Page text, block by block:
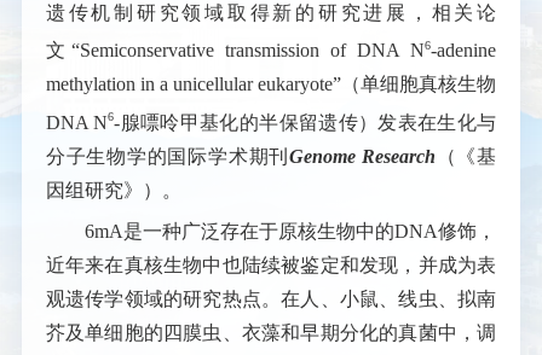
遗传机制研究领域取得新的研究进展，相关论
文“Semiconservative transmission of DNA N6-adenine
methylation in a unicellular eukaryote”（单细胞真核生物
DNA N6-腺嘌呤甲基化的半保留遗传）发表在生化与
分子生物学的国际学术期刊Genome Research （《基
因组研究》）。
6mA是一种广泛存在于原核生物中的DNA修饰，
近年来在真核生物中也陆续被鉴定和发现，并成为表
观遗传学领域的研究热点。在人、小鼠、线虫、拟南
芥及单细胞的四膜虫、衣藻和早期分化的真菌中，调